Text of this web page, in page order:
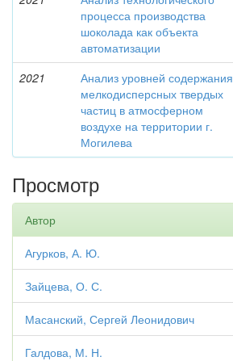
процесса производства
шоколада как объекта
автоматизации
2021
Анализ уровней содержания
мелкодисперсных твердых
частиц в атмосферном
воздухе на территории г.
Могилева
Просмотр
Автор
Агурков, А. Ю.
Зайцева, О. С.
Масанский, Сергей Леонидович
Галдова, М. Н.